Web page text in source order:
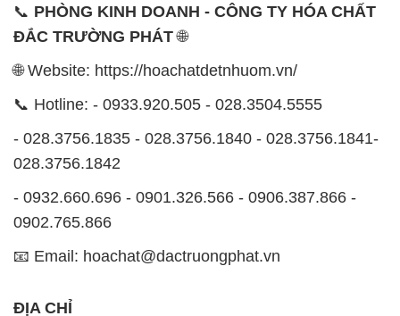
- 028.3756.1835 - 028.3756.1840 - 028.3756.1841-
0902.765.866
📧 Email: hoachat@dactruongphat.vn
ĐỊA CHỈ
1229C Quốc lộ 1A, Phường Bình Trị Đông B,
Quận Bình Tân, TP. Hồ Chí Minh